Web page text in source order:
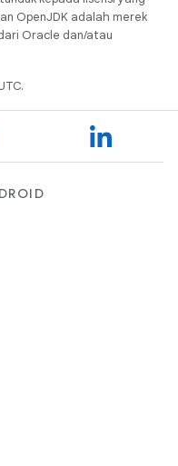
OpenJDK adalah merek
Oracle dan/atau